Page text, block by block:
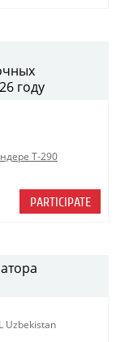
году
Т-290
PARTICIPATE
Uzbekistan